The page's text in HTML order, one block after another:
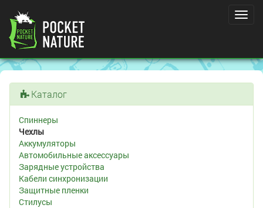
Каталог
Спиннеры
Чехлы
Аккумуляторы
Автомобильные аксессуары
Зарядные устройства
Кабели синхронизации
Защитные пленки
Стилусы